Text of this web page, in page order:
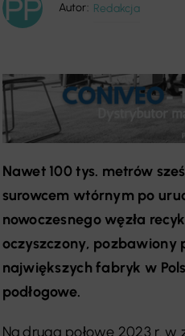
Autor: Redakcja
Nawet 100 tys. metrów
surowcem wtórnym po
nowoczesnego węzła
oczyszczony, pozbawiony
największych fabryk w
podłogowe.
Na drugą połowę 2023 r.